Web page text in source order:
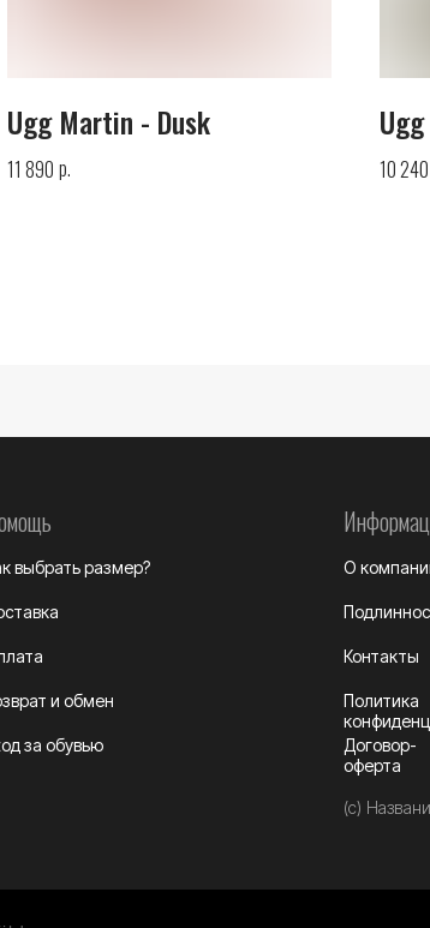
Ugg Martin - Dusk
11 890 р. 10 240
выбрать размер?
и обмен
за обувью
(c)
О
Контакты
Политика
Договор-
оферта